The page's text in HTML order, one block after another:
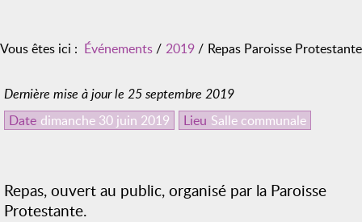
Vous êtes ici : Événements / 2019 / Repas Paroisse Protestante
Dernière mise à jour le 25 septembre 2019
Date dimanche 30 juin 2019 Lieu Salle communale
Repas, ouvert au public, organisé par la Paroisse
Protestante.